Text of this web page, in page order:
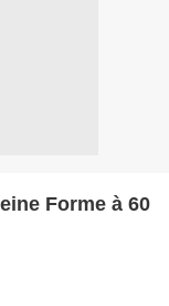
Forme à 60